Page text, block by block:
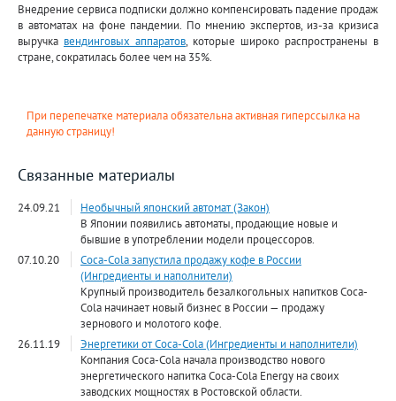
Внедрение сервиса подписки должно компенсировать падение продаж
в автоматах на фоне пандемии. По мнению экспертов, из-за кризиса
выручка вендинговых аппаратов, которые широко распространены в
стране, сократилась более чем на 35%.
При перепечатке материала обязательна активная гиперссылка на
данную страницу!
Связанные материалы
24.09.21
Необычный японский автомат (Закон)
В Японии появились автоматы, продающие новые и
бывшие в употреблении модели процессоров.
07.10.20
Coca-Cola запустила продажу кофе в России
(Ингредиенты и наполнители)
Крупный производитель безалкогольных напитков Coca-
Cola начинает новый бизнес в России — продажу
зернового и молотого кофе.
26.11.19
Энергетики от Сoca-Cola (Ингредиенты и наполнители)
Компания Coca-Cola начала производство нового
энергетического напитка Coca-Cola Energy на своих
заводских мощностях в Ростовской области.